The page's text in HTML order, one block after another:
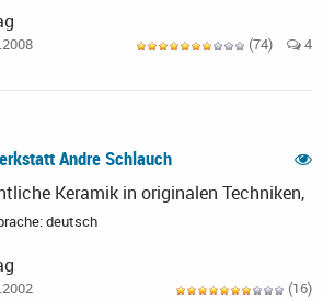
(74) 4
Andre Schlauch
Keramik in originalen Techniken,
deutsch
(16)